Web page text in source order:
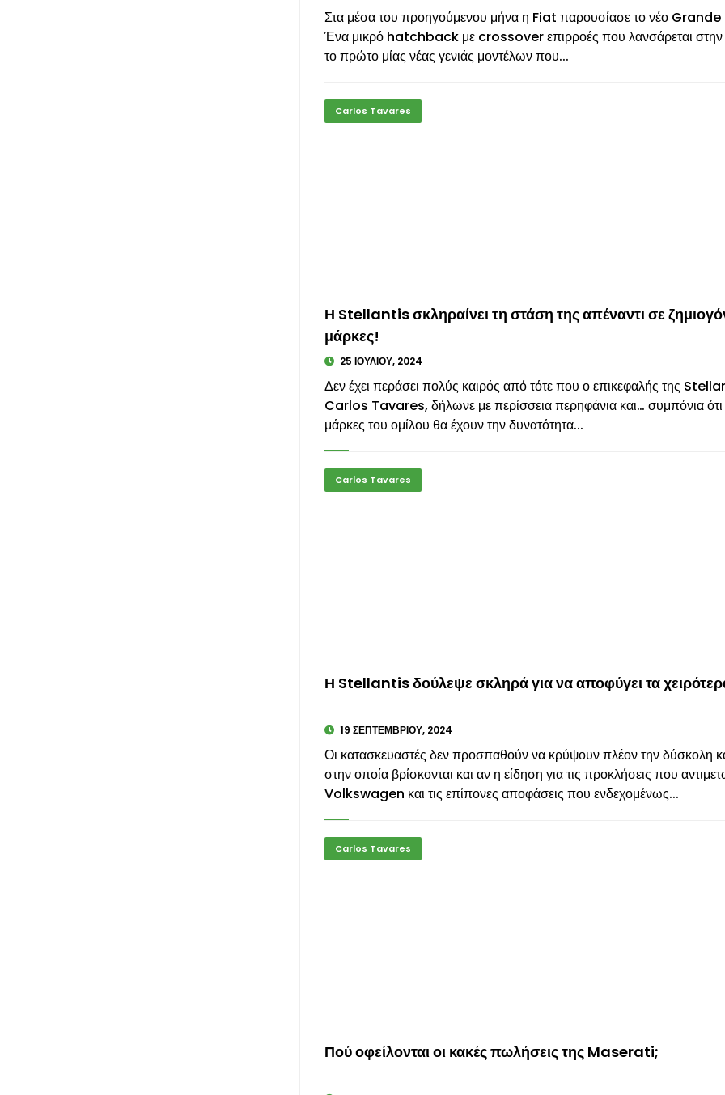
Στα μέσα του προηγούμενου μήνα η Fiat παρουσίασε το νέο
Ένα μικρό hatchback με crossover επιρροές που λανσάρεται
το πρώτο μίας νέας γενιάς μοντέλων που...
Carlos Tavares
Η Stellantis σκληραίνει τη στάση της απέναντι σε
μάρκες!
25 ΙΟΥΛΊΟΥ, 2024
Δεν έχει περάσει πολύς καιρός από τότε που ο επικεφαλής της
Carlos Tavares, δήλωνε με περίσσεια περηφάνια και… συμπόνια ότι
μάρκες του ομίλου θα έχουν την δυνατότητα...
Carlos Tavares
Η Stellantis δούλεψε σκληρά για να αποφύγει τα
19 ΣΕΠΤΕΜΒΡΊΟΥ, 2024
Οι κατασκευαστές δεν προσπαθούν να κρύψουν πλέον την δύσκολη
στην οποία βρίσκονται και αν η είδηση για τις προκλήσεις που
Volkswagen και τις επίπονες αποφάσεις που ενδεχομένως...
Carlos Tavares
Πού οφείλονται οι κακές πωλήσεις της Maserati;